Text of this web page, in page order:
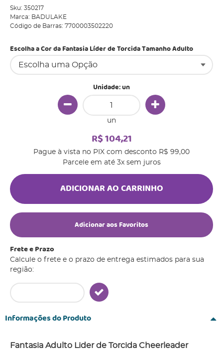
Sku: 350217
Marca: BADULAKE
Código de Barras: 7700003502220
Escolha a Cor da Fantasia Líder de Torcida Tamanho Adulto
Unidade: un
un
R$ 104,21
Pague à vista no PIX com desconto R$ 99,00
Parcele em até 3xsem juros
ADICIONAR AO CARRINHO
Adicionar aos Favoritos
Frete e Prazo
Calcule o frete e o prazo de entrega estimados para sua
região:
Informações do Produto
Fantasia Adulto Lider de Torcida Cheerleader